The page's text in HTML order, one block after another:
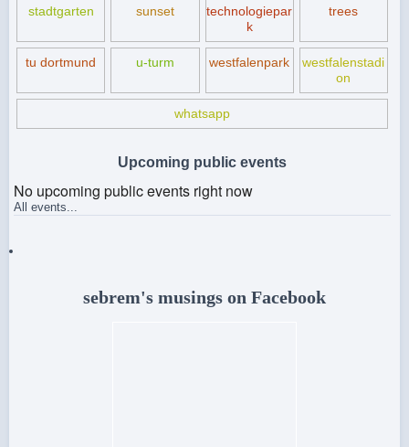
stadtgarten sunset
technologiepar
k
trees
tu dortmund u-turm westfalenpark
westfalenstadi
on
whatsapp
Upcoming public events
No upcoming public events right now
All events...
sebrem's musings on Facebook